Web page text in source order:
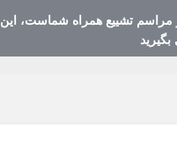
مراسم تشییع همراه شماست، این